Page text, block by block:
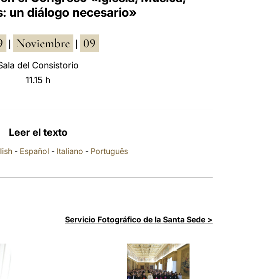
un diálogo necesario»
Noviembre 09
del Consistorio
11.15 h
Leer el texto
- Español - Italiano - Português
Servicio Fotográfico de la Santa Sede >